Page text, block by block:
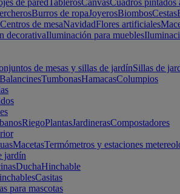
de paredTablerosCanvasCuadros pintados
Burros de ropaJoyerosBiombosCestas
Centros de mesaNavidadFlores artificiales
decorativaIluminación para muebles
de mesas y sillas de jardínSillas de
BalancinesTumbonasHamacasColumpios
RiegoPlantasJardinerasCompostadores
MacetasTermómetros y estaciones
jardín
DuchaHinchable
Casitas
para mascotas